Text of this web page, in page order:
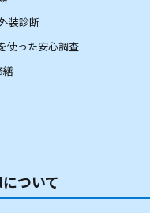
装診断
使った安心調査
繕
ついて